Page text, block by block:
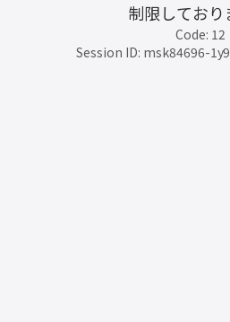
制限しており
Code: 12
Session ID: msk84696-